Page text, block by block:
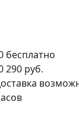
бесплатно
290 руб.